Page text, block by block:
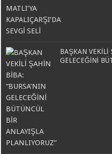
BAŞKAN VEKİLİ
GELECEĞİNİ